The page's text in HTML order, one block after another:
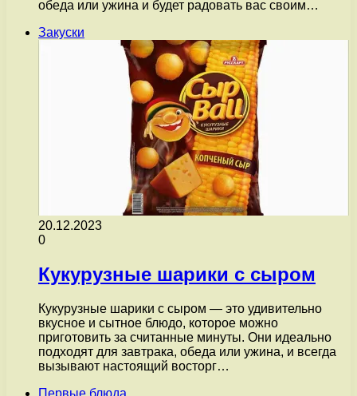
обеда или ужина и будет радовать вас своим…
Закуски
20.12.2023
0
Кукурузные шарики с сыром
Кукурузные шарики с сыром — это удивительно
вкусное и сытное блюдо, которое можно
приготовить за считанные минуты. Они идеально
подходят для завтрака, обеда или ужина, и всегда
вызывают настоящий восторг…